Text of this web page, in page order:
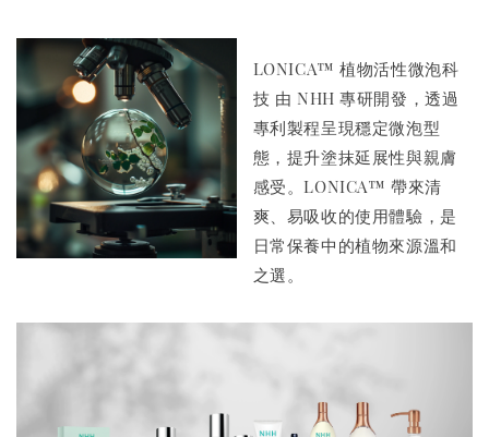
LONICA™ 植物活性微泡科
技 由 NHH 專研開發，透過
專利製程呈現穩定微泡型
態，提升塗抹延展性與親膚
感受。LONICA™ 帶來清
爽、易吸收的使用體驗，是
日常保養中的植物來源溫和
之選。